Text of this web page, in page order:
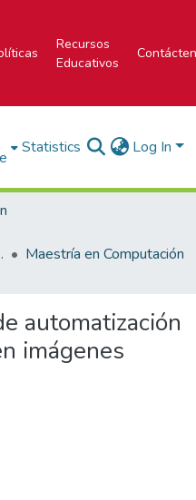
Recursos
Educativos
Statistics Log In
Maestría en Computación
automatización
imágenes